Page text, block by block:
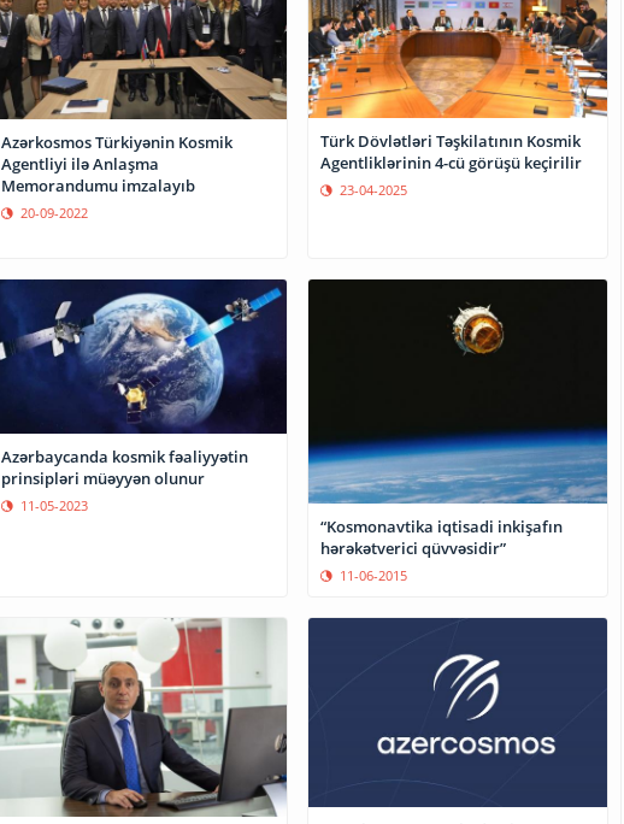
Azərkosmos Türkiyənin Kosmik
Agentliyi ilə Anlaşma
Memorandumu imzalayıb
20-09-2022
Türk Dövlətləri Təşkilatının Kosmik
Agentliklərinin 4-cü görüşü keçirilir
23-04-2025
Azərbaycanda kosmik fəaliyyətin
prinsipləri müəyyən olunur
11-05-2023
“Kosmonavtika iqtisadi inkişafın
hərəkətverici qüvvəsidir”
11-06-2015